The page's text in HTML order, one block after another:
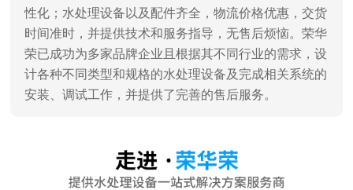
性化；水处理设备以及配件齐全，物流价格优惠，交货
时间准时，并提供技术和服务指导，无售后烦恼。荣华
荣已成功为多家品牌企业且根据其不同行业的需求，设
计各种不同类型和规格的水处理设备及完成相关系统的
安装、调试工作，并提供了完善的售后服务。